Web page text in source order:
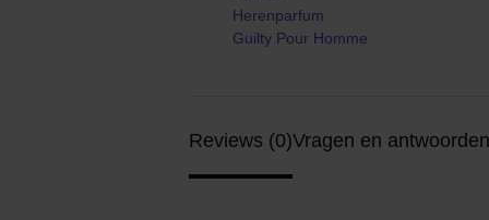
Herenparfum
Guilty Pour Homme
Reviews (0)Vragen en